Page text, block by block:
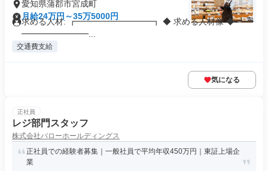
愛知県蒲郡市宮成町
月給24万円～35万5000円
求める人材: ┏━━━━━━━━━┓ ◆ 求める人材像 ◆ ┗━
━━━━━━━━...
交通費支給
気になる
正社員
レジ部門スタッフ
株式会社バローホールディングス
正社員での経験者募集｜一般社員で平均年収450万円｜東証上場企
業